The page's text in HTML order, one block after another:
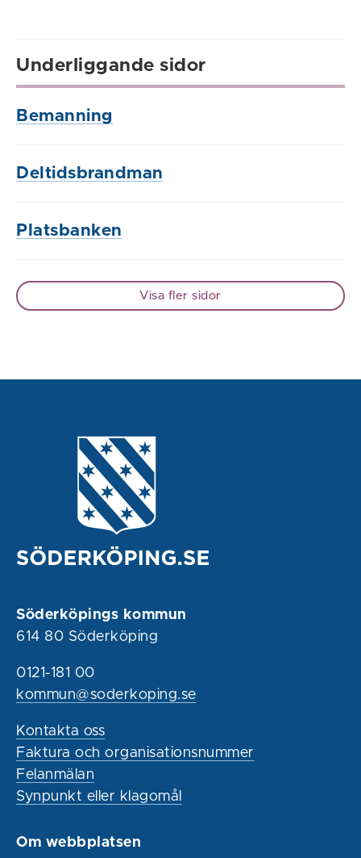
Underliggande sidor
Bemanning
Deltidsbrandman
Platsbanken
Visa fler sidor
Söderköpings kommun
614 80 Söderköping
0121-181 00
kommun@soderkoping.se
Kontakta oss
Faktura och organisationsnummer
Felanmälan
Synpunkt eller klagomål
Om webbplatsen